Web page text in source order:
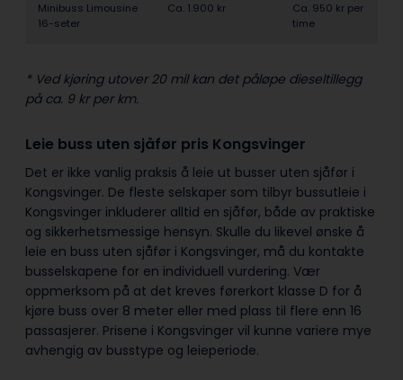
Minibuss Limousine
16-seter
Ca. 1.900 kr
Ca. 950 kr per
time
* Ved kjøring utover 20 mil kan det påløpe dieseltillegg
på ca. 9 kr per km.
Leie buss uten sjåfør pris Kongsvinger
Det er ikke vanlig praksis å leie ut busser uten sjåfør i
Kongsvinger. De fleste selskaper som tilbyr bussutleie i
Kongsvinger inkluderer alltid en sjåfør, både av praktiske
og sikkerhetsmessige hensyn. Skulle du likevel ønske å
leie en buss uten sjåfør i Kongsvinger, må du kontakte
busselskapene for en individuell vurdering. Vær
oppmerksom på at det kreves førerkort klasse D for å
kjøre buss over 8 meter eller med plass til flere enn 16
passasjerer. Prisene i Kongsvinger vil kunne variere mye
avhengig av busstype og leieperiode.